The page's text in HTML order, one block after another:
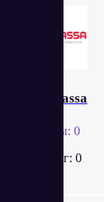
Robokassa
Отзывы: 0
Рейтинг: 0